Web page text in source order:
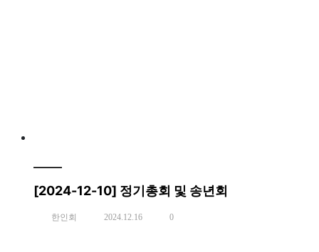
[2024-12-10] 정기총회 및 송년회
한인회 2024.12.16 0